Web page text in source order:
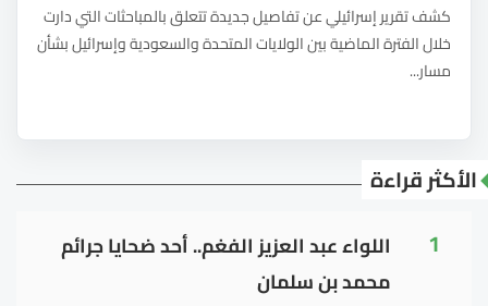
كشف تقرير إسرائيلي عن تفاصيل جديدة تتعلق بالمباحثات التي دارت
خلال الفترة الماضية بين الولايات المتحدة والسعودية وإسرائيل بشأن
مسار...
الأكثر قراءة
1
اللواء عبد العزيز الفغم.. أحد ضحايا جرائم
محمد بن سلمان